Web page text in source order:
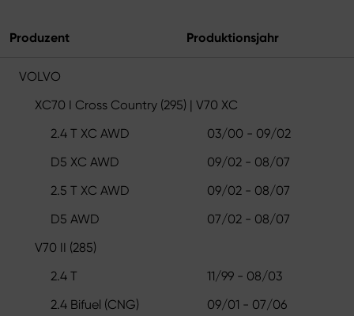
Produzent Produktionsjahr
VOLVO
XC70 I Cross Country (295) | V70 XC
2.4 T XC AWD
03/00 - 09/02
D5 XC AWD
09/02 - 08/07
2.5 T XC AWD
09/02 - 08/07
D5 AWD
07/02 - 08/07
V70 II (285)
2.4 T
11/99 - 08/03
2.4 Bifuel (CNG)
09/01 - 07/06